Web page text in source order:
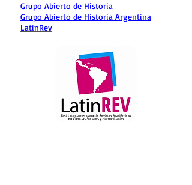
Grupo Abierto de Historia
Grupo Abierto de Historia Argentina
LatinRev